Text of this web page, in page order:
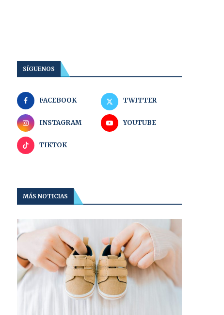
SÍGUENOS
FACEBOOK TWITTER
INSTAGRAM YOUTUBE
TIKTOK
MÁS NOTICIAS